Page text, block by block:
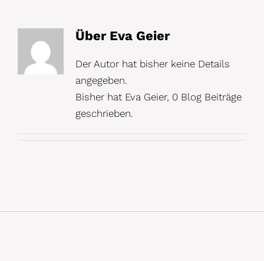
Über Eva Geier
Der Autor hat bisher keine Details
angegeben.
Bisher hat Eva Geier, 0 Blog Beiträge
geschrieben.